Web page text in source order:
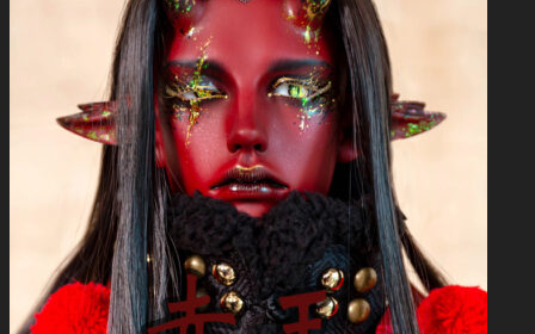
シューズ
Idealian 72/75 男性
Idealian 68 女性
Idealian 51 男性
その他
その他のアクセサリー
スタンド ㆍバッグ
ツール
エステ用品
組立てツール
メイク用品
カスタム用品
つけまつげ
コミュニティー